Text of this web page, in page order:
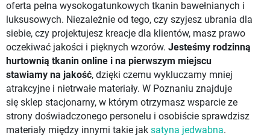
oferta pełna wysokogatunkowych tkanin bawełnianych i
luksusowych. Niezależnie od tego, czy szyjesz ubrania dla
siebie, czy projektujesz kreacje dla klientów, masz prawo
oczekiwać jakości i pięknych wzorów. Jesteśmy rodzinną
hurtownią tkanin online i na pierwszym miejscu
stawiamy na jakość, dzięki czemu wykluczamy mniej
atrakcyjne i nietrwałe materiały. W Poznaniu znajduje
się sklep stacjonarny, w którym otrzymasz wsparcie ze
strony doświadczonego personelu i osobiście sprawdzisz
materiały między innymi takie jak satyna jedwabna.